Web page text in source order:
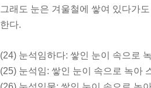
그래도 눈은 겨울철에 쌓여 있다가
한다.
(24) 눈석임하다: 쌓인 눈이 속으로
(25) 눈석임: 쌓인 눈이 속으로 녹아